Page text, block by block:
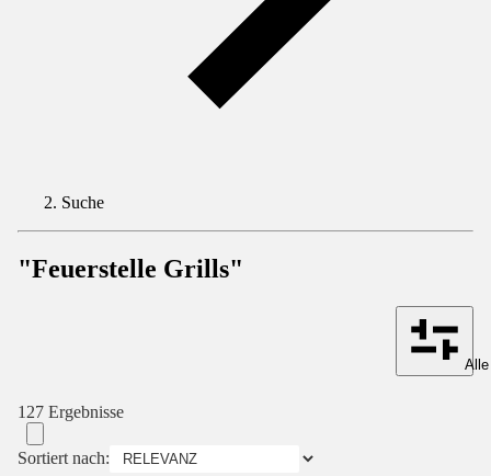
Suche
"Feuerstelle Grills"
127 Ergebnisse
Sortiert nach: